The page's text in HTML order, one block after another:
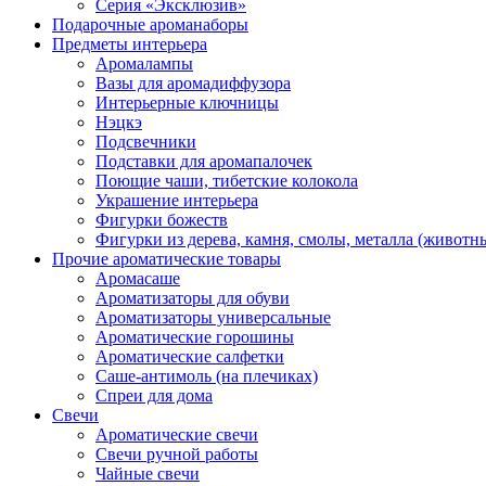
Серия «Эксклюзив»
Подарочные ароманаборы
Предметы интерьера
Аромалампы
Вазы для аромадиффузора
Интерьерные ключницы
Нэцкэ
Подсвечники
Подставки для аромапалочек
Поющие чаши, тибетские колокола
Украшение интерьера
Фигурки божеств
Фигурки из дерева, камня, смолы, металла
Прочие ароматические товары
Аромасаше
Ароматизаторы для обуви
Ароматизаторы универсальные
Ароматические горошины
Ароматические салфетки
Саше-антимоль (на плечиках)
Спреи для дома
Свечи
Ароматические свечи
Свечи ручной работы
Чайные свечи